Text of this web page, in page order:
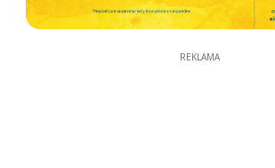
REKLAMA